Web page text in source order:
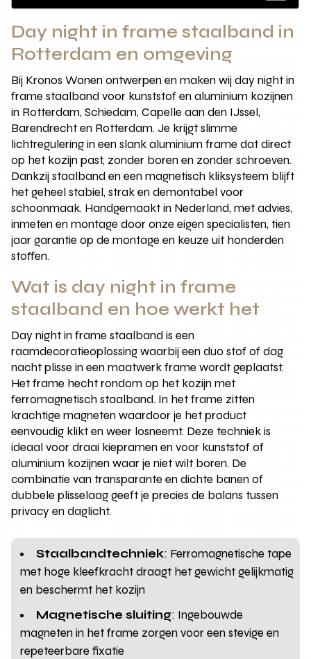
Day night in frame staalband in
Rotterdam en omgeving
Bij Kronos Wonen ontwerpen en maken wij day night in
frame staalband voor kunststof en aluminium kozijnen
in Rotterdam, Schiedam, Capelle aan den IJssel,
Barendrecht en Rotterdam. Je krijgt slimme
lichtregulering in een slank aluminium frame dat direct
op het kozijn past, zonder boren en zonder schroeven.
Dankzij staalband en een magnetisch kliksysteem blijft
het geheel stabiel, strak en demontabel voor
schoonmaak. Handgemaakt in Nederland, met advies,
inmeten en montage door onze eigen specialisten, tien
jaar garantie op de montage en keuze uit honderden
stoffen.
Wat is day night in frame
staalband en hoe werkt het
Day night in frame staalband is een
raamdecoratieoplossing waarbij een duo stof of dag
nacht plisse in een maatwerk frame wordt geplaatst.
Het frame hecht rondom op het kozijn met
ferromagnetisch staalband. In het frame zitten
krachtige magneten waardoor je het product
eenvoudig klikt en weer losneemt. Deze techniek is
ideaal voor draai kiepramen en voor kunststof of
aluminium kozijnen waar je niet wilt boren. De
combinatie van transparante en dichte banen of
dubbele plisselaag geeft je precies de balans tussen
privacy en daglicht.
Staalbandtechniek: Ferromagnetische tape
met hoge kleefkracht draagt het gewicht gelijkmatig
en beschermt het kozijn
Magnetische sluiting: Ingebouwde
magneten in het frame zorgen voor een stevige en
repeteerbare fixatie